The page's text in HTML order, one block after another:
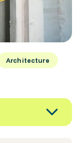
Architecture